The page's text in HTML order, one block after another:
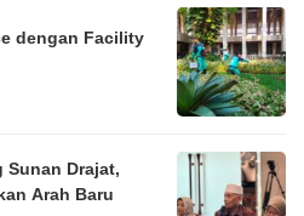
dengan Facility
Sunan Drajat,
Arah Baru